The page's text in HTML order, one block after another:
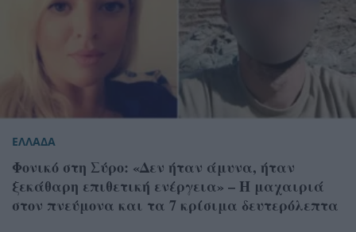
ΕΛΛΑΔΑ
Φονικό στη Σύρο: «Δεν ήταν άμυνα, ήταν
ξεκάθαρη επιθετική ενέργεια» – Η μαχαιριά
στον πνεύμονα και τα 7 κρίσιμα δευτερόλεπτα